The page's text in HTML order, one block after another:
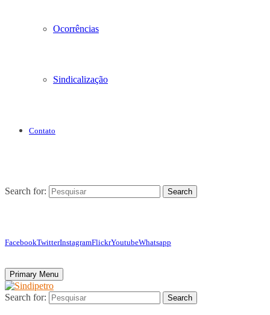
Ocorrências
Sindicalização
Contato
Search for: Search
FacebookTwitterInstagramFlickrYoutubeWhatsapp
Primary Menu
Search for: Search